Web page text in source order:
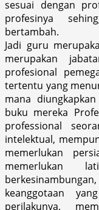
sesuai dengan
profesinya
bertambah.
Jadi guru
merupakan
profesional
tertentu yang
mana
buku mereka
professional
intelektual,
memerlukan
memerlukan
keanggotaan
perilakunya,